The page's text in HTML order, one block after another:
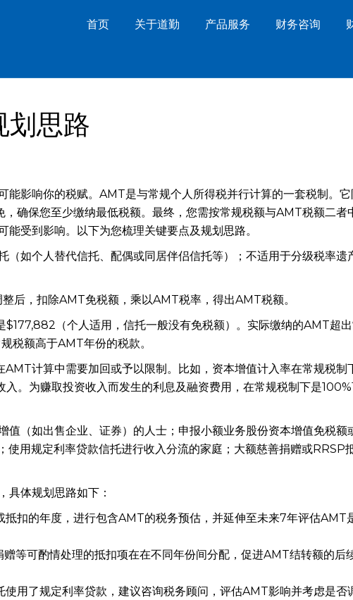
首页 关于道勤 产品服务 财务咨询
划思路
能影响你的税赋。AMT是与常规个人所得税并行计算的一套税制。
确保您至少缴纳最低税额。最终，您需按常规税额与AMT税额二者
受到影响。以下为您梳理关键要点及规划思路。
（如个人替代信托、配偶或同居伴侣信托等）；不适用于分级税率遗
后，扣除AMT免税额，乘以AMT税率，得出AMT税额。
（个人适用，信托一般没有免税额）。实际缴纳的AMT超
税额高于AMT年份的税款。
计算中需要加回或予以限制。比如，资本增值计入率在常规税制
。为赚取投资收入而发生的利息及融资费用，在常规税制下是
（如出售企业、证券）的人士；申报小额业务股份资本增值免税额
用规定利率贷款信托进行收入分流的家庭；大额慈善捐赠或RRSP
具体规划思路如下：
扣的年度，进行包含AMT的税务预估，并延伸至未来7年评估AMT
等可酌情处理的抵扣项在在不同年份间分配，促进AMT结转额的后
用了规定利率贷款，建议咨询税务顾问，评估AMT影响并考虑是否